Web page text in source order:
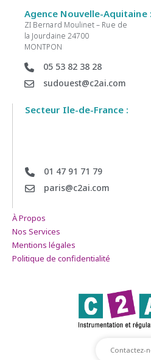
Agence Nouvelle-Aquitaine :
ZI Bernard Moulinet – Rue de
la Jourdaine 24700
MONTPON
05 53 82 38 28
sudouest@c2ai.com
Secteur Ile-de-France :
01 47 91 71 79
paris@c2ai.com
À Propos
Nos Services
Mentions légales
Politique de confidentialité
Contactez-